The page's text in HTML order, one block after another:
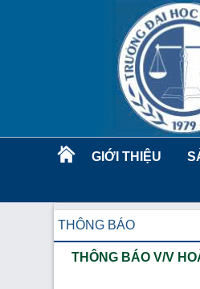
GIỚI THIỆU
THÔNG BÁO
THÔNG BÁO V/V